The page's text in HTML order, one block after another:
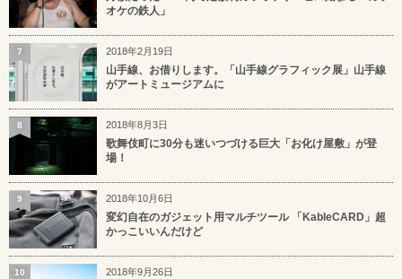
オケの鉄人」
2018年2月19日
山手線、お借りします。「山手線グラフィック展」山手線
がアートミュージアムに
7
2018年8月3日
歌舞伎町に30分も迷いつづける巨大「お化け屋敷」が登
場！
8
2018年10月6日
変幻自在のガジェット用マルチツール 「KableCARD」超
かっこいいんだけど
9
2018年9月26日
10